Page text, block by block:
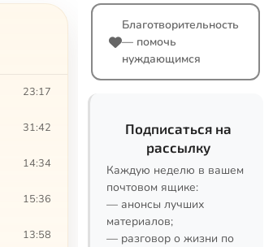
23:17
31:42
14:34
15:36
13:58
Благотворительность
— помочь
нуждающимся
Подписаться на
рассылку
Каждую неделю в вашем
почтовом ящике:
— анонсы лучших
материалов;
— разговор о жизни по